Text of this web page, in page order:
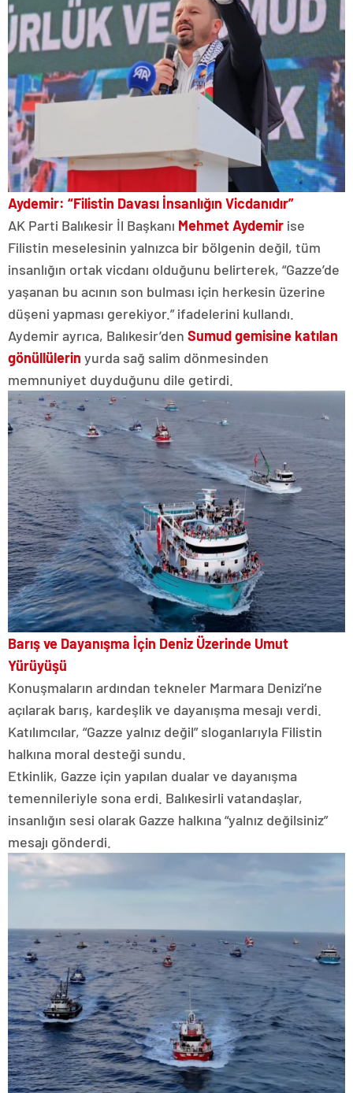
Aydemir: “Filistin Davası İnsanlığın Vicdanıdır”
AK Parti Balıkesir İl Başkanı Mehmet Aydemir ise
Filistin meselesinin yalnızca bir bölgenin değil, tüm
insanlığın ortak vicdanı olduğunu belirterek, “Gazze’de
yaşanan bu acının son bulması için herkesin üzerine
düşeni yapması gerekiyor.” ifadelerini kullandı.
Aydemir ayrıca, Balıkesir’den Sumud gemisine katılan
gönüllülerin yurda sağ salim dönmesinden
memnuniyet duyduğunu dile getirdi.
Barış ve Dayanışma İçin Deniz Üzerinde Umut
Yürüyüşü
Konuşmaların ardından tekneler Marmara Denizi’ne
açılarak barış, kardeşlik ve dayanışma mesajı verdi.
Katılımcılar, “Gazze yalnız değil” sloganlarıyla Filistin
halkına moral desteği sundu.
Etkinlik, Gazze için yapılan dualar ve dayanışma
temennileriyle sona erdi. Balıkesirli vatandaşlar,
insanlığın sesi olarak Gazze halkına “yalnız değilsiniz”
mesajı gönderdi.